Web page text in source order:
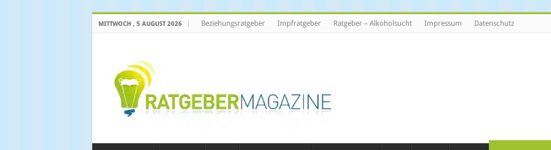
MITTWOCH , 5 AUGUST 2026 Beziehungsratgeber Impfratgeber Ratgeber – Alkoholsucht Impressum Datenschutz